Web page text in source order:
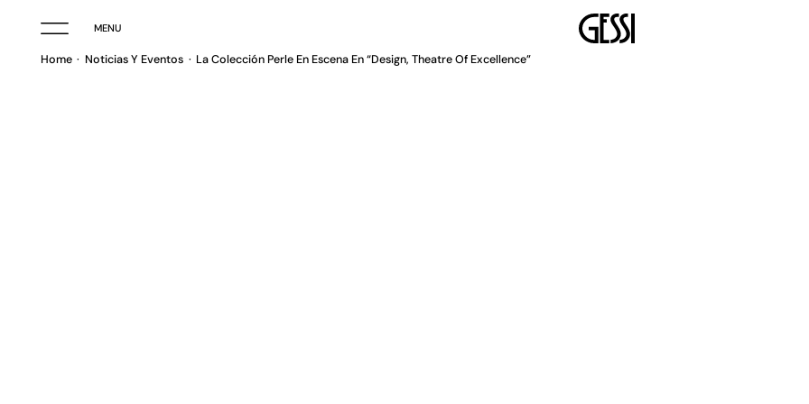
MENU
Home Noticias Y Eventos La Colección Perle En Escena En “Design, Theatre Of Excellence”
MAYO 2026